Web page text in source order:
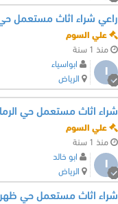
علي السوم
منذ 1 سنة
ابواسياء
الرياض
علي السوم
منذ 1 سنة
ابو خالد
الرياض